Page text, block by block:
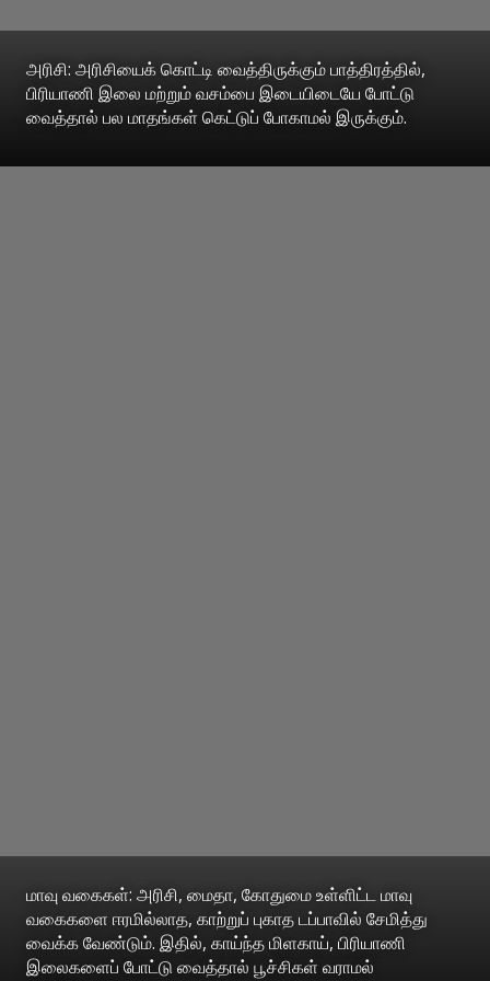
அரிசி: அரிசியைக் கொட்டி வைத்திருக்கும் பாத்திரத்தில்,
பிரியாணி இலை மற்றும் வசம்பை இடையிடையே போட்டு
வைத்தால் பல மாதங்கள் கெட்டுப் போகாமல் இருக்கும்.
மாவு வகைகள்: அரிசி, மைதா, கோதுமை உள்ளிட்ட மாவு
வகைகளை ஈரமில்லாத, காற்றுப் புகாத டப்பாவில் சேமித்து
வைக்க வேண்டும். இதில், காய்ந்த மிளகாய், பிரியாணி
இலைகளைப் போட்டு வைத்தால் பூச்சிகள் வராமல்